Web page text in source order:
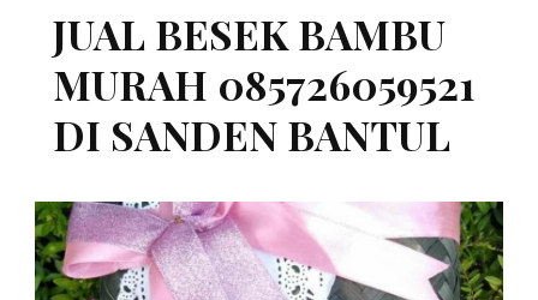
JUAL BESEK BAMBU
MURAH 085726059521
DI SANDEN BANTUL